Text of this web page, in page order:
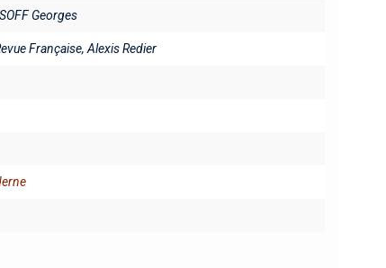
Georges
Française, Alexis Redier